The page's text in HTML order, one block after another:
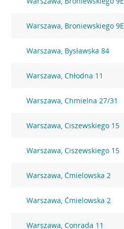
Warszawa, Broniewskiego 9E
Warszawa, Bysławska 84
Warszawa, Chłodna 11
Warszawa, Chmielna 27/31
Warszawa, Ciszewskiego 15
Warszawa, Ciszewskiego 15
Warszawa, Ćmielowska 2
Warszawa, Ćmielowska 2
Warszawa, Conrada 11